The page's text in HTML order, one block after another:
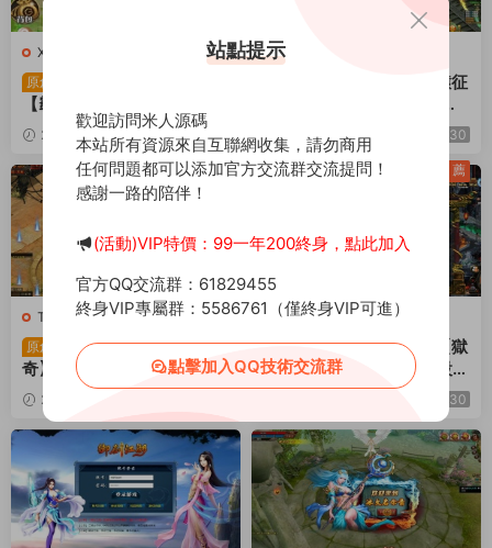
X-西遊H5
手遊服務
端
原創
【霸者歸來H5】VM一鍵端
+Linux手工端+GM後台+架
設教程
2024-01-17 6.77k 20
W-王朝霸業
典藏國戰頁遊【軒轅征
途之王朝霸業】Win一鍵端
2024-01-16 30
T-天途傳奇·頁遊服務端
原創
典藏傳奇頁遊【天途傳
奇】Win一鍵端+架設教程
2024-01-15
30
薦
Y-獄國争霸 · 頁遊服務端
原創 典藏策略戰争頁遊【獄
國争霸】Win一鍵端+架設教
程
30
薦
站點提示
歡迎訪問米人源碼
本站所有資源來自互聯網收集，請勿商用
任何問題都可以添加官方交流群交流提問！
感謝一路的陪伴！
(活動)VIP特價：99一年200終身，點此加入
官方QQ交流群：61829455
終身VIP專屬群：5586761（僅終身VIP可進）
點擊加入QQ技術交流群